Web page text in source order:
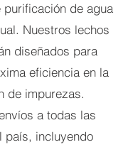
de agua
Nuestros lechos
diseñados para
eficiencia en la
de impurezas.
a todas las
país, incluyendo